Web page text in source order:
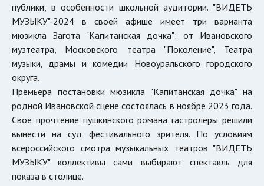
публики, в особенности школьной аудитории. "ВИДЕТЬ
МУЗЫКУ"-2024 в своей афише имеет три варианта
мюзикла Загота "Капитанская дочка": от Ивановского
музтеатра, Московского театра "Поколение", Театра
музыки, драмы и комедии Новоуральского городского
округа.
Премьера постановки мюзикла "Капитанская дочка" на
родной Ивановской сцене состоялась в ноябре 2023 года.
Своё прочтение пушкинского романа гастролёры решили
вынести на суд фестивального зрителя. По условиям
всероссийского смотра музыкальных театров "ВИДЕТЬ
МУЗЫКУ" коллективы сами выбирают спектакль для
показа в столице.